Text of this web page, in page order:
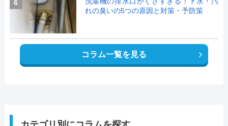
6
れの臭いの5つの原因と対策・予防策
コラム一覧を見る